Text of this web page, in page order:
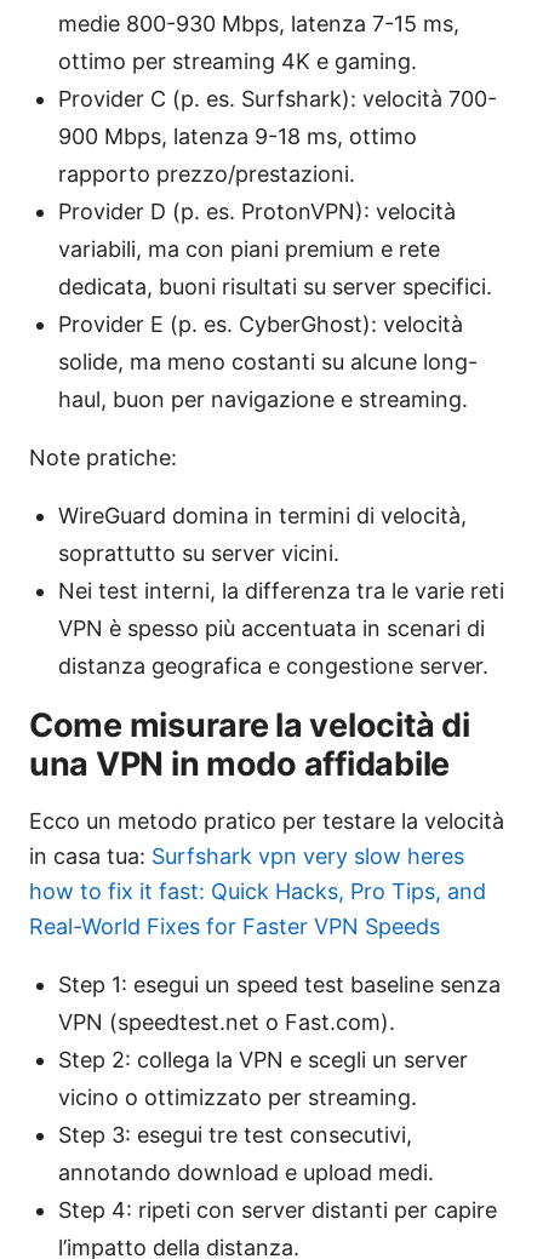
medie 800-930 Mbps, latenza 7-15 ms,
ottimo per streaming 4K e gaming.
Provider C (p. es. Surfshark): velocità 700-
900 Mbps, latenza 9-18 ms, ottimo
rapporto prezzo/prestazioni.
Provider D (p. es. ProtonVPN): velocità
variabili, ma con piani premium e rete
dedicata, buoni risultati su server specifici.
Provider E (p. es. CyberGhost): velocità
solide, ma meno costanti su alcune long-
haul, buon per navigazione e streaming.
Note pratiche:
WireGuard domina in termini di velocità,
soprattutto su server vicini.
Nei test interni, la differenza tra le varie reti
VPN è spesso più accentuata in scenari di
distanza geografica e congestione server.
Come misurare la velocità di
una VPN in modo affidabile
Ecco un metodo pratico per testare la velocità
in casa tua: Surfshark vpn very slow heres
how to fix it fast: Quick Hacks, Pro Tips, and
Real-World Fixes for Faster VPN Speeds
Step 1: esegui un speed test baseline senza
VPN (speedtest.net o Fast.com).
Step 2: collega la VPN e scegli un server
vicino o ottimizzato per streaming.
Step 3: esegui tre test consecutivi,
annotando download e upload medi.
Step 4: ripeti con server distanti per capire
l’impatto della distanza.